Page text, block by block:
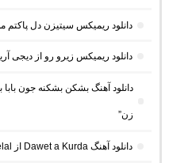
دانلود ریمیکس سیتیزن دل پاکتم
دانلود ریمیکس زیرو رو از دیجی
دانلود آهنگ بشکن بشکنه جون
زن”
دانلود آهنگ Dawet a Kurda از Delal “هوش مصنوعی کرد ترند اینستا”